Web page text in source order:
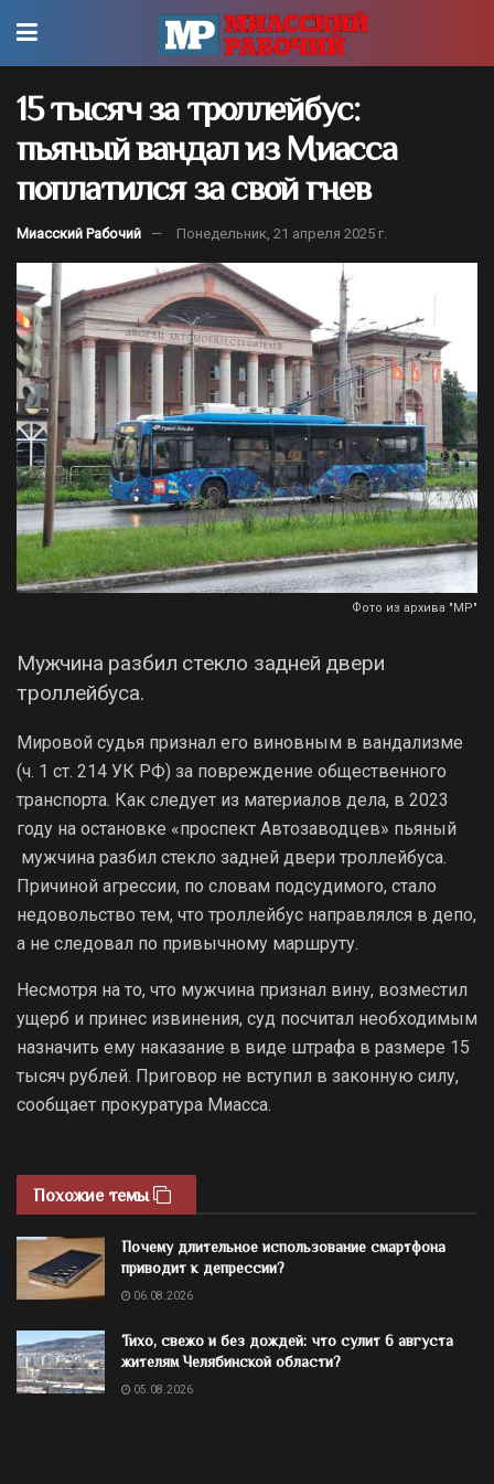
15 тысяч за троллейбус:
пьяный вандал из Миасса
поплатился за свой гнев
Миасский Рабочий Понедельник, 21 апреля 2025 г.
Фото из архива "МР"
Мужчина разбил стекло задней двери
троллейбуса.
Мировой судья признал его виновным в вандализме
(ч. 1 ст. 214 УК РФ) за повреждение общественного
транспорта. Как следует из материалов дела, в 2023
году на остановке «проспект Автозаводцев» пьяный
мужчина разбил стекло задней двери троллейбуса.
Причиной агрессии, по словам подсудимого, стало
недовольство тем, что троллейбус направлялся в депо,
а не следовал по привычному маршруту.
Несмотря на то, что мужчина признал вину, возместил
ущерб и принес извинения, суд посчитал необходимым
назначить ему наказание в виде штрафа в размере 15
тысяч рублей. Приговор не вступил в законную силу,
сообщает прокуратура Миасса.
Похожие темы
Почему длительное использование смартфона
приводит к депрессии?
06.08.2026
Тихо, свежо и без дождей: что сулит 6 августа
жителям Челябинской области?
05.08.2026